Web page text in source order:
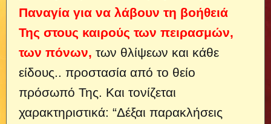
Παναγία για να λάβουν τη βοήθειά
Της στους καιρούς των πειρασμών,
των πόνων, των θλίψεων και κάθε
είδους.. προστασία από το θείο
πρόσωπό Της. Και τονίζεται
χαρακτηριστικά: “Δέξαι παρακλήσεις